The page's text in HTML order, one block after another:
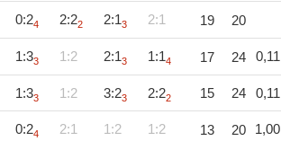
0:24 2:22 2:13 2:1 19 20
1:33 1:2 2:13 1:14 17 24 0,11
1:33 1:2 3:23 2:22 15 24 0,11
0:24 2:1 1:2 1:2 13 20 1,00